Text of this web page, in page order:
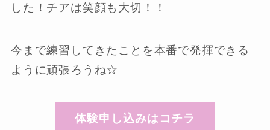
した！チアは笑顔も大切！！
今まで練習してきたことを本番で発揮できる
ように頑張ろうね☆
体験申し込みはコチラ